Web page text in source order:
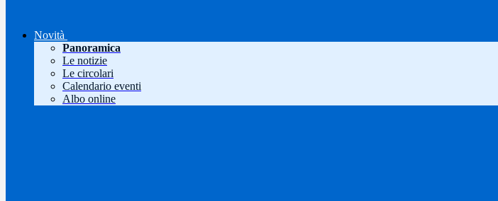
Novità
Panoramica
Le notizie
Le circolari
Calendario eventi
Albo online